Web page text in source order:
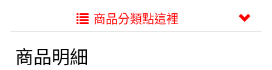
商品分類點這裡
商品明細